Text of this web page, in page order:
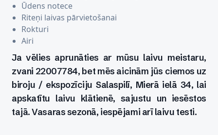
Ūdens notece
Riteņi laivas pārvietošanai
Rokturi
Airi
Ja vēlies aprunāties ar mūsu laivu meistaru,
zvani 22007784, bet mēs aicinām jūs ciemos uz
biroju / ekspozīciju Salaspilī, Mierā ielā 34, lai
apskatītu laivu klātienē, sajustu un iesēstos
tajā. Vasaras sezonā, iespējami arī laivu testi.